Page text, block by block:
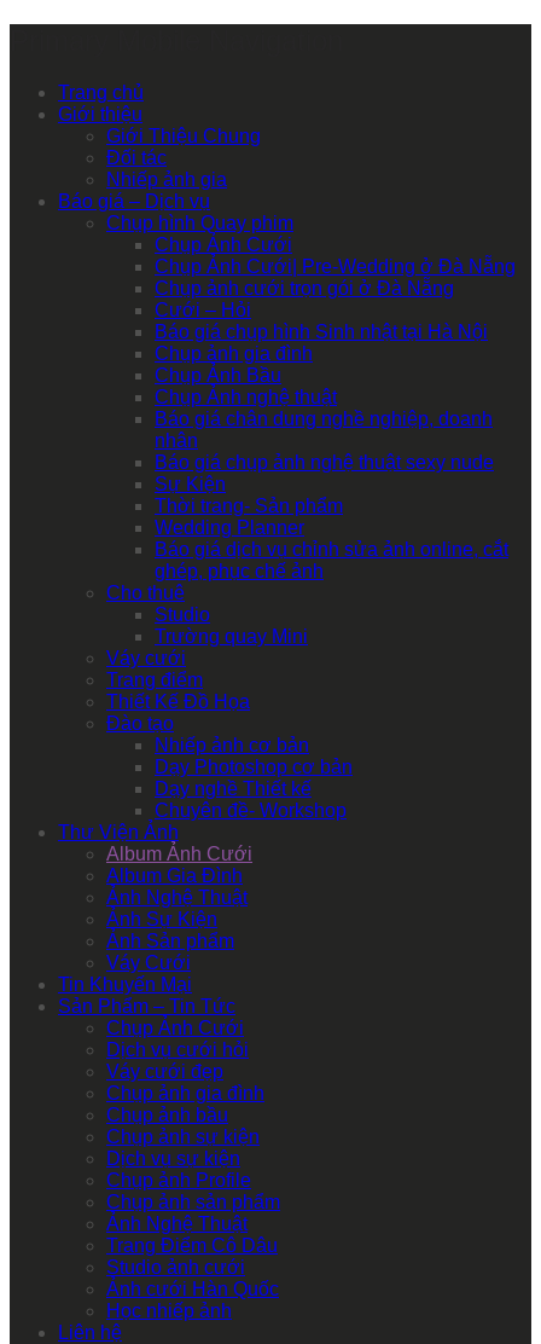
Trang chủ
Giới thiệu
Giới Thiệu Chung
Đối tác
Nhiếp ảnh gia
Báo giá – Dịch vụ
Chụp hình Quay phim
Chụp Ảnh Cưới
Chụp Ảnh Cưới| Pre-Wedding ở Đà Nẵng
Chụp ảnh cưới trọn gói ở Đà Nẵng
Cưới – Hỏi
Báo giá chụp hình Sinh nhật tại Hà Nội
Chụp ảnh gia đình
Chụp Ảnh Bầu
Chụp Ảnh nghệ thuật
Báo giá chân dung nghề nghiệp, doanh
nhân
Báo giá chụp ảnh nghệ thuật sexy nude
Sự Kiện
Thời trang- Sản phẩm
Wedding Planner
Báo giá dịch vụ chỉnh sửa ảnh online, cắt
ghép, phục chế ảnh
Cho thuê
Studio
Trường quay Mini
Váy cưới
Trang điểm
Thiết Kế Đồ Họa
Đào tạo
Nhiếp ảnh cơ bản
Dạy Photoshop cơ bản
Dạy nghề Thiết kế
Chuyên đề- Workshop
Thư Viện Ảnh
Album Ảnh Cưới
Album Gia Đình
Ảnh Nghệ Thuật
Ảnh Sự Kiện
Ảnh Sản phẩm
Váy Cưới
Tin Khuyến Mại
Sản Phẩm – Tin Tức
Chụp Ảnh Cưới
Dịch vụ cưới hỏi
Váy cưới đẹp
Chụp ảnh gia đình
Chụp ảnh bầu
Chụp ảnh sự kiện
Dịch vụ sự kiện
Chụp ảnh Profile
Chụp ảnh sản phẩm
Ảnh Nghệ Thuật
Trang Điểm Cô Dâu
Studio ảnh cưới
Ảnh cưới Hàn Quốc
Học nhiếp ảnh
Liên hệ